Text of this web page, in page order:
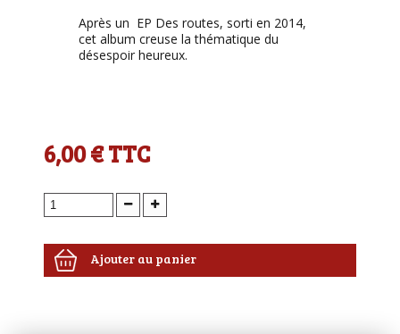
Après un EP Des routes, sorti en 2014,
cet album creuse la thématique du
désespoir heureux.
6,00 €TTC
Ajouter au panier